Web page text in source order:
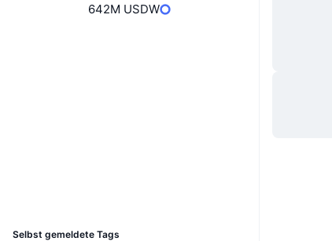
642M USDW
Selbst gemeldete Tags